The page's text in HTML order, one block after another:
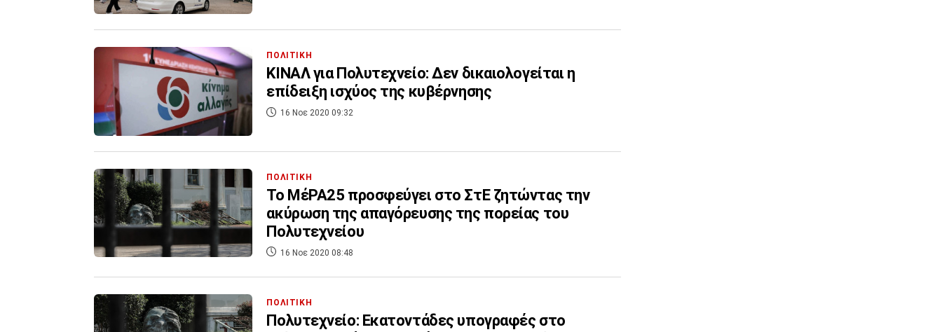
ΠΟΛΙΤΙΚΗ
ΚΙΝΑΛ για Πολυτεχνείο: Δεν δικαιολογείται η
επίδειξη ισχύος της κυβέρνησης
16 Νοε 2020 09:32
ΠΟΛΙΤΙΚΗ
Το ΜέΡΑ25 προσφεύγει στο ΣτΕ ζητώντας την
ακύρωση της απαγόρευσης της πορείας του
Πολυτεχνείου
16 Νοε 2020 08:48
ΠΟΛΙΤΙΚΗ
Πολυτεχνείο: Εκατοντάδες υπογραφές στο